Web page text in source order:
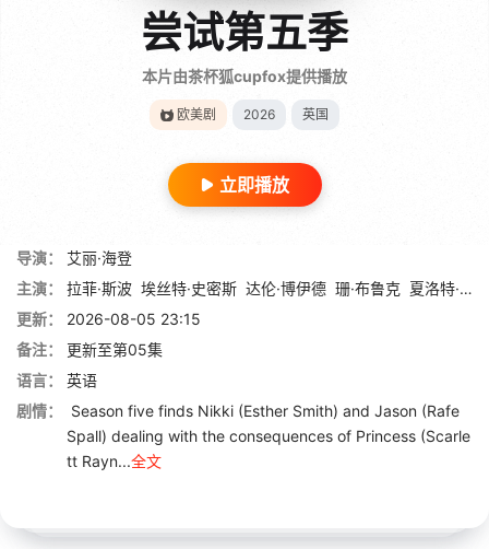
尝试第五季
本片由茶杯狐cupfox提供播放
欧美剧 2026 英国
立即播放
导演：
艾丽·海登
主演：
拉菲·斯波 埃丝特·史密斯 达伦·博伊德 珊·布鲁克 夏洛特·莱利
更新：
2026-08-05 23:15
备注：
更新至第05集
语言：
英语
剧情：
Season five finds Nikki (Esther Smith) and Jason (Rafe
Spall) dealing with the consequences of Princess (Scarle
tt Rayn...全文